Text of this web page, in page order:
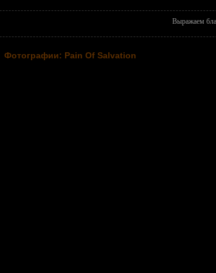
Выражаем
Фотографии: Pain Of Salvation